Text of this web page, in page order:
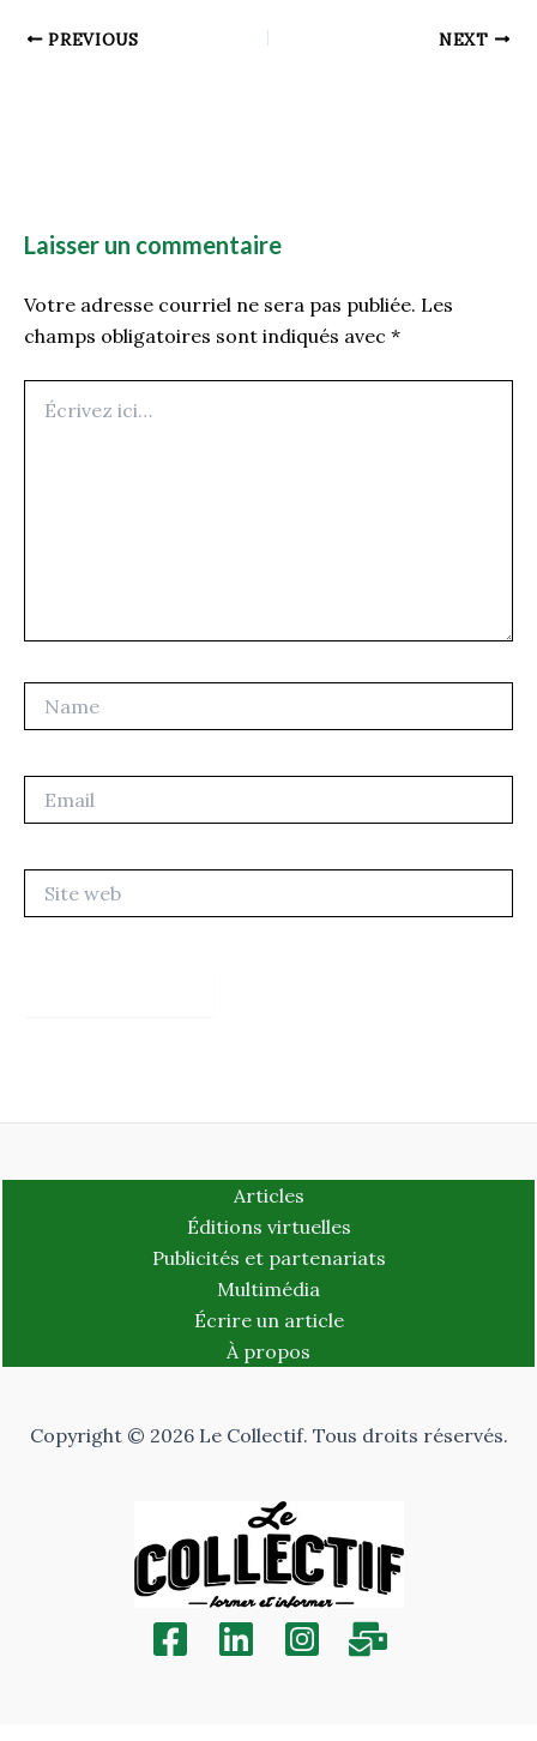
PREVIOUS NEXT
Laisser un commentaire
Votre adresse courriel ne sera pas publiée. Les
champs obligatoires sont indiqués avec *
ici…
web
Articles
Éditions virtuelles
Publicités et partenariats
Multimédia
Écrire un article
À propos
Copyright © 2026 Le Collectif. Tous droits réservés.